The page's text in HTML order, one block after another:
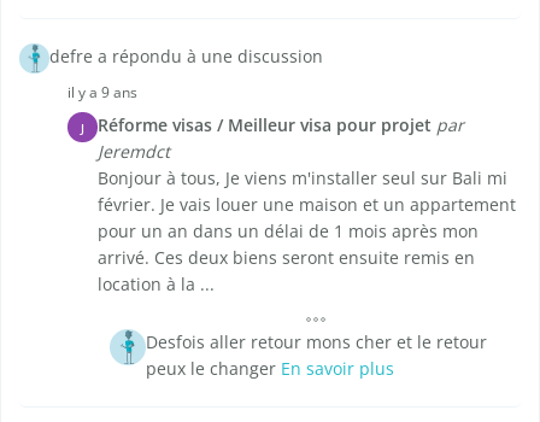
defre a répondu à une discussion
il y a 9 ans
J Réforme visas / Meilleur visa pour projet par
Jeremdct
Bonjour à tous, Je viens m'installer seul sur Bali mi
février. Je vais louer une maison et un appartement
pour un an dans un délai de 1 mois après mon
arrivé. Ces deux biens seront ensuite remis en
location à la ...
Desfois aller retour mons cher et le retour
peux le changer En savoir plus